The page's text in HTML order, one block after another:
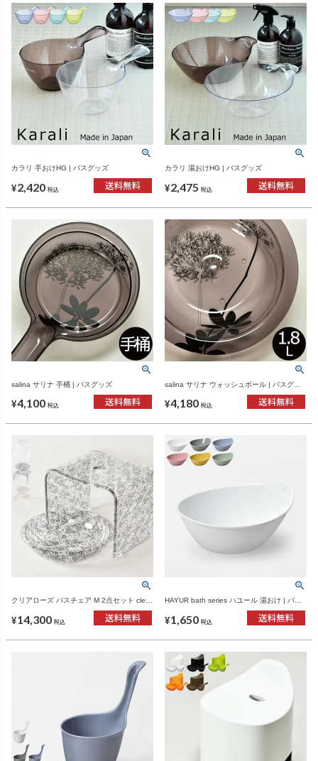
カラリ 手おけHG | バスグッズ
¥2,420 税込
カラリ 湯おけHG | バスグッズ
¥2,475 税込
salina サリナ 手桶 | バスグッズ
¥4,100 税込
salina サリナ ウォッシュボール | バスグッ
¥4,180 税込
クリアローズ バスチェア M 2点セット clear
rose bath cher M 2set | バスチェア・風呂お
け
¥14,300 税込
HAYUR bath series ハユール 湯おけ | バス
¥1,650 税込